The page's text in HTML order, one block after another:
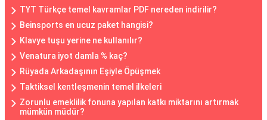
TYT Türkçe temel kavramlar PDF nereden indirilir?
Beinsports en ucuz paket hangisi?
Klavye tuşu yerine ne kullanılır?
Venatura iyot damla % kaç?
Rüyada Arkadaşının Eşiyle Öpüşmek
Taktiksel kentleşmenin temel ilkeleri
Zorunlu emeklilik fonuna yapılan katkı miktarını artırmak
mümkün müdür?